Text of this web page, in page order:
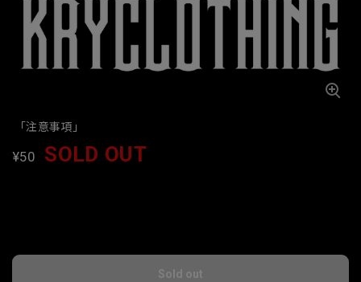
「注意事項」
¥50 SOLD OUT
Sold out